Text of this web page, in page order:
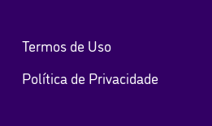
Termos de Uso
Política de Privacidade